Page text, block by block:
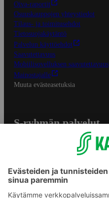
Oiva-raportit
Osuuskauppojen yhteystiedot
Tilaus- ja toimitusehdot
Tietosuojakäytäntö
Palvelun käyttöehdot
Saavutettavuus
Mobiilisovelluksen saavutettavuus
Mainostajalle
Muuta evästeasetuksia
S-ryhmän palvelut
Yhteishyvä Ruoka -sovellus
S-ostoslista -sovellus
Prisma.fi